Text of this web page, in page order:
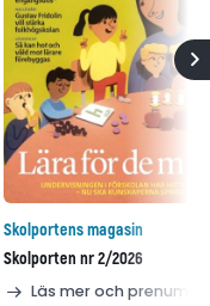
Skolportens magasin
Skolporten nr 2/2026
Läs mer och